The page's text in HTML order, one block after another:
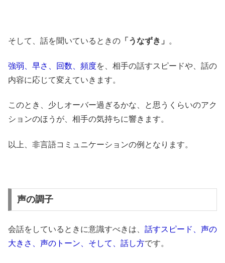
そして、話を聞いているときの 「うなずき」 。
強弱、早さ、回数、頻度を、相手の話すスピードや、話の
内容に応じて変えていきます。
このとき、少しオーバー過ぎるかな、と思うくらいのアク
ションのほうが、相手の気持ちに響きます。
以上、非言語コミュニケーションの例となります。
声の調子
会話をしているときに意識すべきは、 話すスピード、声の
大きさ、声のトーン、そして、話し方です。